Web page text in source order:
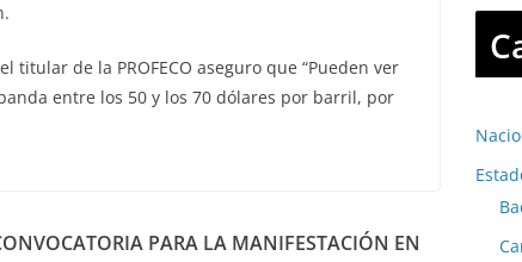
de la PROFECO aseguro que “Pueden ver
entre los 50 y los 70 dólares por barril, por
PARA LA MANIFESTACIÓN EN